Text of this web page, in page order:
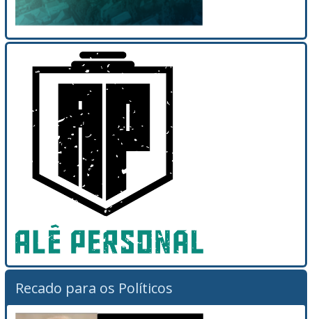
Recado para os Políticos